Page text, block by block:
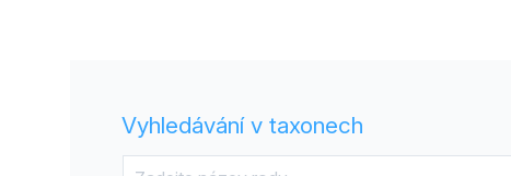
Vyhledávání v taxonech